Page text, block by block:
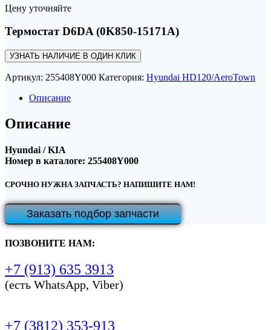
Цену уточняйте
Термостат D6DA (0K850-15171A)
УЗНАТЬ НАЛИЧИЕ В ОДИН КЛИК
Артикул: 255408Y000 Категория: Hyundai HD120/AeroTown
Описание
Описание
Hyundai / KIA
Номер в каталоге: 255408Y000
СРОЧНО НУЖНА ЗАПЧАСТЬ? НАПИШИТЕ НАМ!
Заказать подбор запчасти
ПОЗВОНИТЕ НАМ:
+7 (913) 635 3913
(есть WhatsApp, Viber)
+7 (3812) 353-913